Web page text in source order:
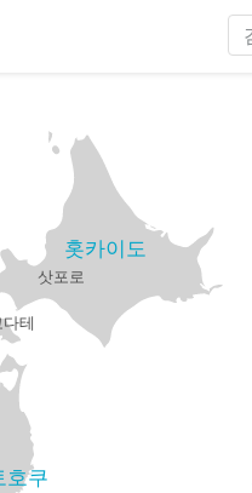
홋카이도
호쿠
삿포로
테